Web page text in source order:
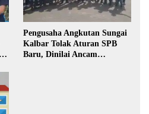
Pengusaha Angkutan Sungai
Kalbar Tolak Aturan SPB
Baru, Dinilai Ancam